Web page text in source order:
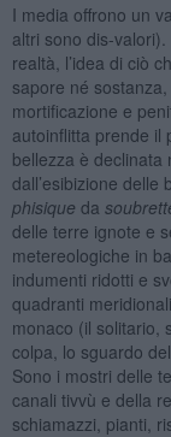
I media offrono un
altri sono dis-
realtà, l’idea di ciò
sapore né
mortificazione e
autoinflitta prende il
bellezza è declinata
dall’esibizione delle
phisique da
delle terre ignote e
metereologiche in
indumenti ridotti e
quadranti
monaco (il solitario,
colpa, lo sguardo
Sono i mostri delle
canali tivvù e della
schiamazzi, pianti,